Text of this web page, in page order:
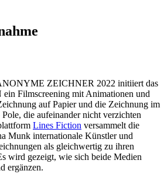
ZEICHNER 2022 initiiert das
Filmscreening mit Animationen und
auf Papier und die Zeichnung im
die aufeinander nicht verzichten
Lines Fiction versammelt die
Munk internationale Künstler und
als gleichwertig zu ihren
wird gezeigt, wie sich beide Medien
ergänzen.